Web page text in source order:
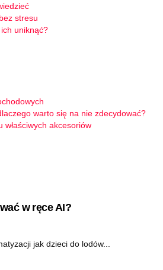
stresu
uniknąć?
warto się na nie zdecydować?
akcesoriów
w ręce AI?
jak dzieci do lodów...